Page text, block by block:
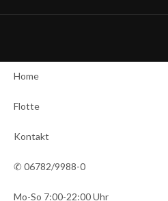
Home
Flotte
Kontakt
✆ 06782/9988-0
Mo-So 7:00-22:00 Uhr